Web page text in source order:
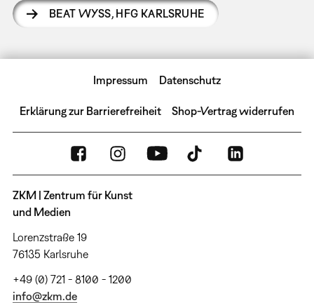
BEAT WYSS, HFG KARLSRUHE
Impressum Datenschutz
Erklärung zur Barrierefreiheit Shop-Vertrag widerrufen
ZKM | Zentrum für Kunst
und Medien
Lorenzstraße 19
76135 Karlsruhe
+49 (0) 721 - 8100 - 1200
info@zkm.de